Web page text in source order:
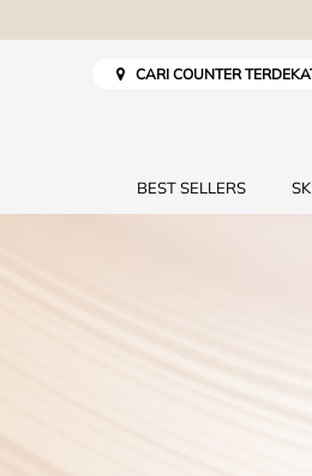
CARI COUNTER
BEST SELLERS